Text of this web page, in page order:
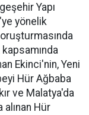
Yapı
yönelik
Ekinci'nin, Yeni
Hür Ağbaba
ve Malatya'da
Hür